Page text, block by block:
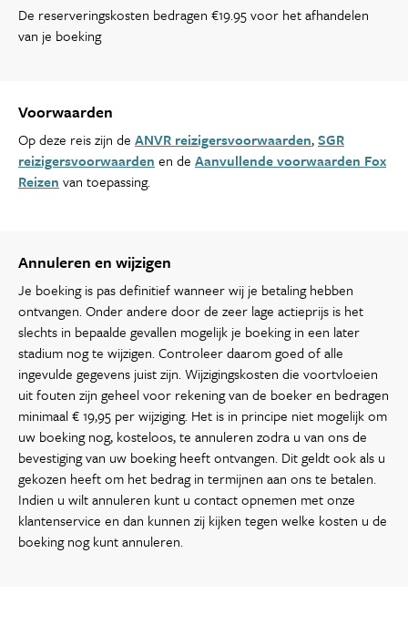
De reserveringskosten bedragen €19.95 voor het afhandelen
van je boeking
Voorwaarden
Op deze reis zijn de ANVR reizigersvoorwaarden,SGR
reizigersvoorwaarden en de Aanvullende voorwaarden Fox
Reizen van toepassing.
Annuleren en wijzigen
Je boeking is pas definitief wanneer wij je betaling hebben
ontvangen. Onder andere door de zeer lage actieprijs is het
slechts in bepaalde gevallen mogelijk je boeking in een later
stadium nog te wijzigen. Controleer daarom goed of alle
ingevulde gegevens juist zijn. Wijzigingskosten die voortvloeien
uit fouten zijn geheel voor rekening van de boeker en bedragen
minimaal € 19,95 per wijziging. Het is in principe niet mogelijk om
uw boeking nog, kosteloos, te annuleren zodra u van ons de
bevestiging van uw boeking heeft ontvangen. Dit geldt ook als u
gekozen heeft om het bedrag in termijnen aan ons te betalen.
Indien u wilt annuleren kunt u contact opnemen met onze
klantenservice en dan kunnen zij kijken tegen welke kosten u de
boeking nog kunt annuleren.